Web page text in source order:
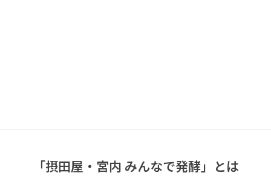
「摂田屋・宮内 みんなで発酵」とは